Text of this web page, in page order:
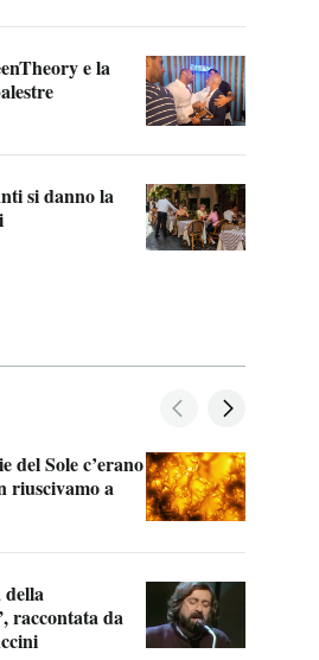
e la
si danno la
del Sole c’erano
riuscivamo a
della
raccontata da